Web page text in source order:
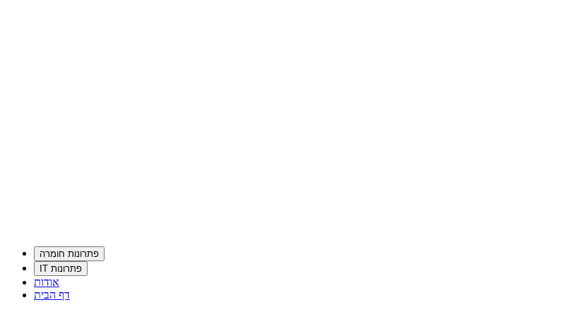
פתרונות חומרה
פתרונות IT
אודות
דף הבית